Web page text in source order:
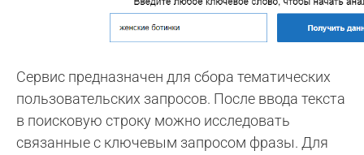
Сервис предназначен для сбора тематических
пользовательских запросов. После ввода текста
в поисковую строку можно исследовать
связанные с ключевым запросом фразы. Для